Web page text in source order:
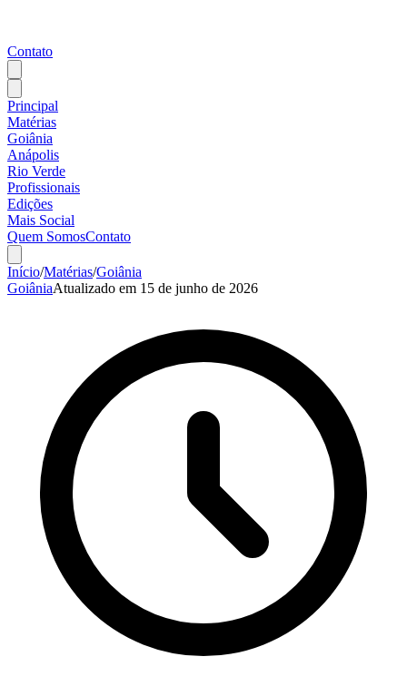
Contato
Principal
Matérias
Goiânia
Anápolis
Rio Verde
Profissionais
Edições
Mais Social
Quem SomosContato
Início/Matérias/Goiânia
GoiâniaAtualizado em 15 de junho de 2026